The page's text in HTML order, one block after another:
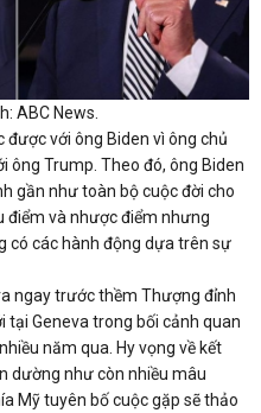
ABC News.
được với ông Biden vì ông chủ
ông Trump. Theo đó, ông Biden
gần như toàn bộ cuộc đời cho
điểm và nhược điểm nhưng
có các hành động dựa trên sự
ngay trước thềm Thượng đỉnh
tại Geneva trong bối cảnh quan
năm qua. Hy vọng về kết
dường như còn nhiều mâu
Mỹ tuyên bố cuộc gặp sẽ thảo